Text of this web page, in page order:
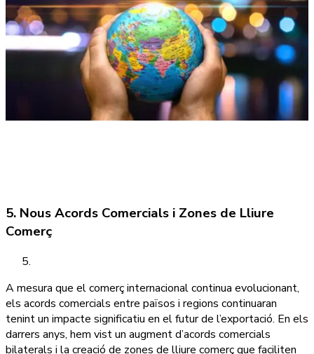
5. Nous Acords Comercials i Zones de Lliure
Comerç
A mesura que el comerç internacional continua evolucionant,
els acords comercials entre països i regions continuaran
tenint un impacte significatiu en el futur de l’exportació. En els
darrers anys, hem vist un augment d’acords comercials
bilaterals i la creació de zones de lliure comerç que faciliten